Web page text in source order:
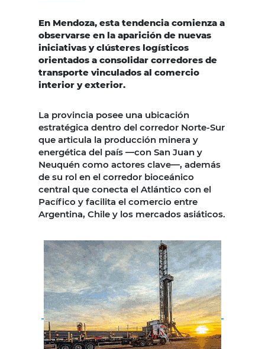
En Mendoza, esta tendencia comienza a
observarse en la aparición de nuevas
iniciativas y clústeres logísticos
orientados a consolidar corredores de
transporte vinculados al comercio
interior y exterior.
La provincia posee una ubicación
estratégica dentro del corredor Norte-Sur
que articula la producción minera y
energética del país —con San Juan y
Neuquén como actores clave—, además
de su rol en el corredor bioceánico
central que conecta el Atlántico con el
Pacífico y facilita el comercio entre
Argentina, Chile y los mercados asiáticos.